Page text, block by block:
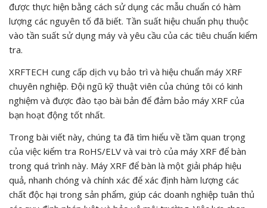
được thực hiện bằng cách sử dụng các mẫu chuẩn có hàm
lượng các nguyên tố đã biết. Tần suất hiệu chuẩn phụ thuộc
vào tần suất sử dụng máy và yêu cầu của các tiêu chuẩn kiểm
tra.
XRFTECH cung cấp dịch vụ bảo trì và hiệu chuẩn máy XRF
chuyên nghiệp. Đội ngũ kỹ thuật viên của chúng tôi có kinh
nghiệm và được đào tạo bài bản để đảm bảo máy XRF của
bạn hoạt động tốt nhất.
Trong bài viết này, chúng ta đã tìm hiểu về tầm quan trọng
của việc kiểm tra RoHS/ELV và vai trò của máy XRF để bàn
trong quá trình này. Máy XRF để bàn là một giải pháp hiệu
quả, nhanh chóng và chính xác để xác định hàm lượng các
chất độc hại trong sản phẩm, giúp các doanh nghiệp tuân thủ